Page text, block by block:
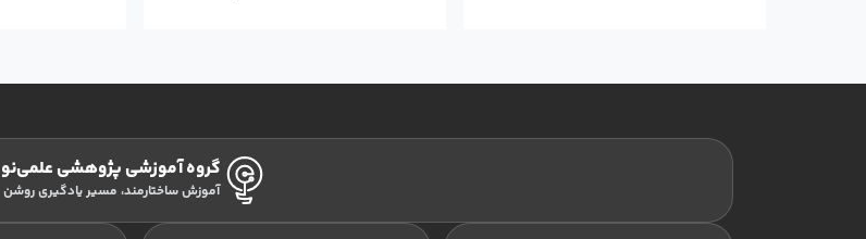
گروه آموزشی پژوهشی علمی‌نو
آموزش ساختارمند، مسیر یادگیری روشن